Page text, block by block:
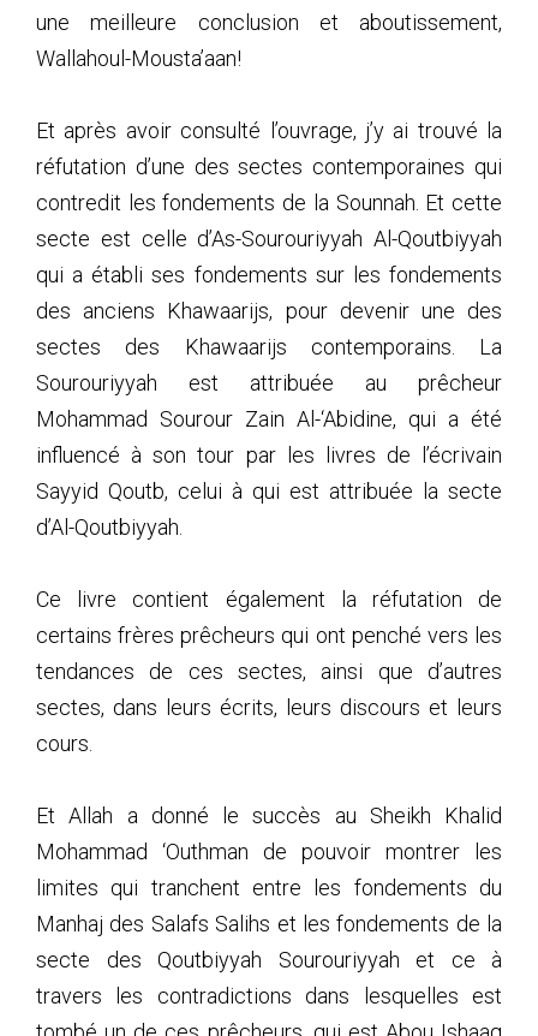
une meilleure conclusion et aboutissement,
Wallahoul-Mousta’aan!
Et après avoir consulté l’ouvrage, j’y ai trouvé la
réfutation d’une des sectes contemporaines qui
contredit les fondements de la Sounnah. Et cette
secte est celle d’As-Sourouriyyah Al-Qoutbiyyah
qui a établi ses fondements sur les fondements
des anciens Khawaarijs, pour devenir une des
sectes des Khawaarijs contemporains. La
Sourouriyyah est attribuée au prêcheur
Mohammad Sourour Zain Al-‘Abidine, qui a été
influencé à son tour par les livres de l’écrivain
Sayyid Qoutb, celui à qui est attribuée la secte
d’Al-Qoutbiyyah.
Ce livre contient également la réfutation de
certains frères prêcheurs qui ont penché vers les
tendances de ces sectes, ainsi que d’autres
sectes, dans leurs écrits, leurs discours et leurs
cours.
Et Allah a donné le succès au Sheikh Khalid
Mohammad ‘Outhman de pouvoir montrer les
limites qui tranchent entre les fondements du
Manhaj des Salafs Salihs et les fondements de la
secte des Qoutbiyyah Sourouriyyah et ce à
travers les contradictions dans lesquelles est